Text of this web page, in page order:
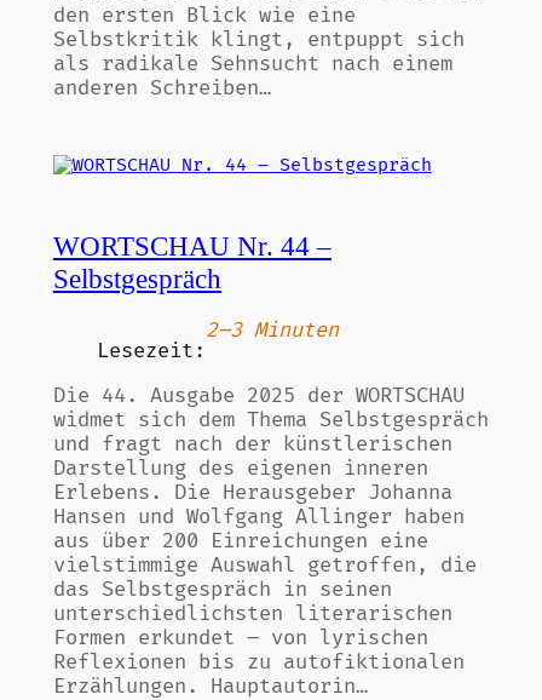
den ersten Blick wie eine
Selbstkritik klingt, entpuppt sich
als radikale Sehnsucht nach einem
anderen Schreiben…
WORTSCHAU Nr. 44 –
Selbstgespräch
Lesezeit:
2–3 Minuten
Die 44. Ausgabe 2025 der WORTSCHAU
widmet sich dem Thema Selbstgespräch
und fragt nach der künstlerischen
Darstellung des eigenen inneren
Erlebens. Die Herausgeber Johanna
Hansen und Wolfgang Allinger haben
aus über 200 Einreichungen eine
vielstimmige Auswahl getroffen, die
das Selbstgespräch in seinen
unterschiedlichsten literarischen
Formen erkundet – von lyrischen
Reflexionen bis zu autofiktionalen
Erzählungen. Hauptautorin…